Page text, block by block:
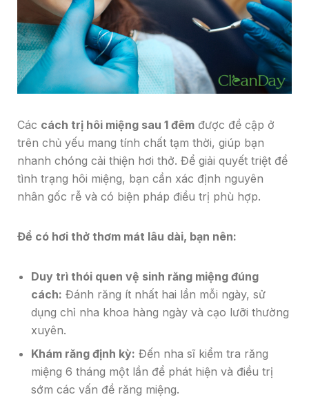
Các cách trị hôi miệng sau 1 đêm được đề cập ở
trên chủ yếu mang tính chất tạm thời, giúp bạn
nhanh chóng cải thiện hơi thở. Để giải quyết triệt để
tình trạng hôi miệng, bạn cần xác định nguyên
nhân gốc rễ và có biện pháp điều trị phù hợp.
Để có hơi thở thơm mát lâu dài, bạn nên:
Duy trì thói quen vệ sinh răng miệng đúng
cách: Đánh răng ít nhất hai lần mỗi ngày, sử
dụng chỉ nha khoa hàng ngày và cạo lưỡi thường
xuyên.
Khám răng định kỳ: Đến nha sĩ kiểm tra răng
miệng 6 tháng một lần để phát hiện và điều trị
sớm các vấn đề răng miệng.